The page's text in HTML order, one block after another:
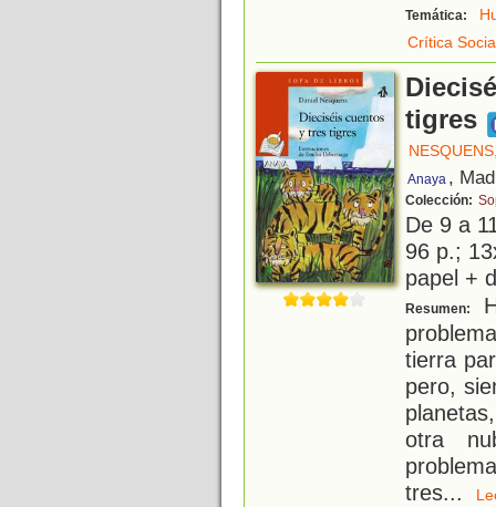
Temática:
Crítica
tigres
Anaya ,
Colección:
De 9 a
96 p.;
papel +
Resumen:
tierra
pero,
otra
tres...